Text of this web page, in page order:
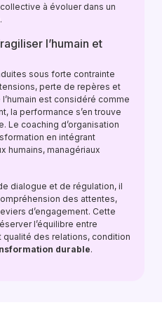
à évoluer dans un
l’humain et
sous forte contrainte
perte de repères et
est considéré comme
la performance s’en trouve
Le coaching d’organisation
en intégrant
humains, managériaux
dialogue et de régulation, il
des attentes,
d’engagement. Cette
l’équilibre entre
des relations, condition
durable.